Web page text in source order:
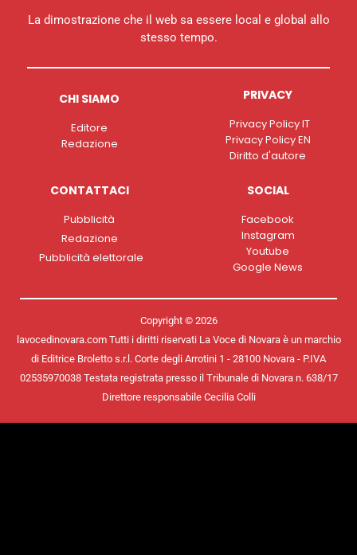
La dimostrazione che il web sa essere local e global allo
stesso tempo.
CHI SIAMO
Editore
Redazione
PRIVACY
Privacy Policy IT
Privacy Policy EN
Diritto d'autore
CONTATTACI
Pubblicità
Redazione
Pubblicità elettorale
SOCIAL
Facebook
Instagram
Youtube
Google News
Copyright © 2026
lavocedinovara.com Tutti i diritti riservati La Voce di Novara è un marchio
di Editrice Broletto s.r.l. Corte degli Arrotini 1 - 28100 Novara - P.IVA
02535970038 Testata registrata presso il Tribunale di Novara n. 638/17
Direttore responsabile Cecilia Colli